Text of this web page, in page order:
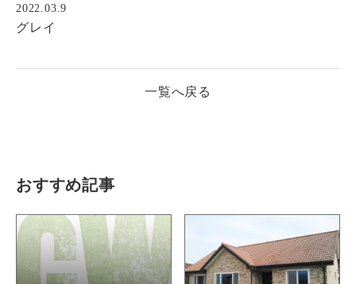
会社概要
お問い合わせ プライバシーポリシー サイトマップ
2022.03.9
グレイ
一覧へ戻る
おすすめ記事